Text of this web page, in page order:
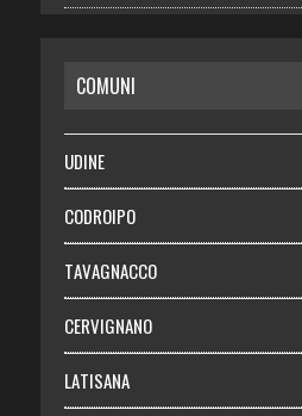
RISPARMIO
SALUTE
Necrologie
Chi siamo
Abbonati
Login
COMUNI
UDINE
CODROIPO
TAVAGNACCO
CERVIGNANO
LATISANA